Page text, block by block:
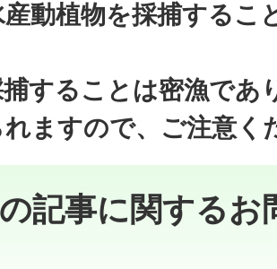
動植物を採捕するこ
することは密漁であ
ますので、ご注意く
記事に関するお